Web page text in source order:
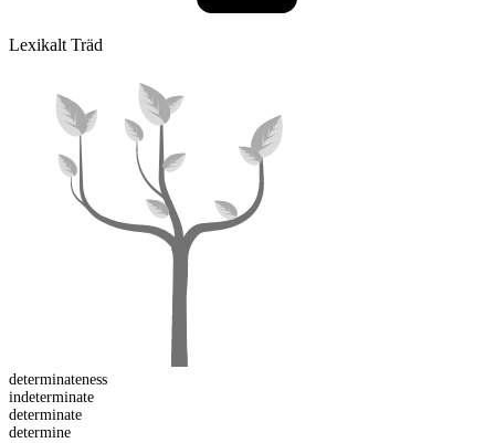
Lexikalt Träd
determinateness
indeterminate
determinate
determine